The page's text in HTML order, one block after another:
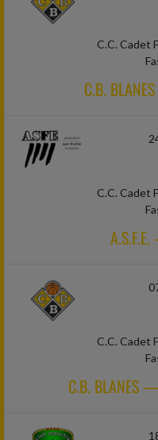
C.C. Cadet
C.B.
C.C. Cadet
C.C. Cadet
C.B. BLANES